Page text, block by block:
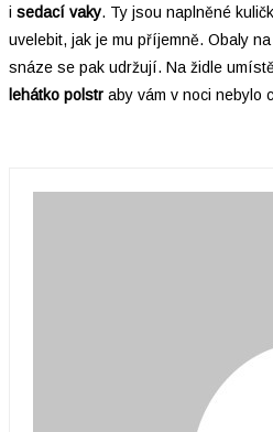
i sedací vaky. Ty jsou naplněné
uvelebit, jak je mu příjemně. Obaly
snáze se pak udržují. Na židle
lehátko polstr aby vám v noci nebylo